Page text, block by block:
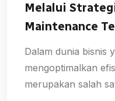
Melalui
Maintenance
Dalam dunia bisnis
mengoptimalkan
merupakan salah